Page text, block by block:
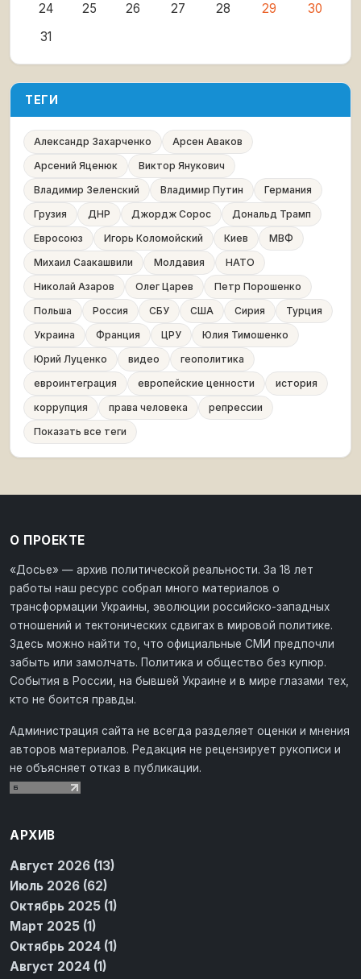
24
25 26 27 28 29
30
31
ТЕГИ
Александр Захарченко
Арсен Аваков
Арсений Яценюк
Виктор Янукович
Владимир Зеленский
Владимир Путин
Германия
Грузия
ДНР Джордж Сорос
Дональд Трамп
Евросоюз
Игорь Коломойский Киев
МВФ
Михаил Саакашвили
Молдавия
НАТО
Николай Азаров
Олег Царев
Петр Порошенко
Польша
Россия СБУ США Сирия
Турция
Украина
Франция ЦРУ
Юлия Тимошенко
Юрий Луценко
видео
геополитика
евроинтеграция
европейские ценности
история
коррупция
права человека
репрессии
Показать все теги
О ПРОЕКТЕ
«Досье» — архив политической реальности. За 18 лет
работы наш ресурс собрал много материалов о
трансформации Украины, эволюции российско-западных
отношений и тектонических сдвигах в мировой политике.
Здесь можно найти то, что официальные СМИ предпочли
забыть или замолчать. Политика и общество без купюр.
События в России, на бывшей Украине и в мире глазами тех,
кто не боится правды.
Администрация сайта не всегда разделяет оценки и мнения
авторов материалов. Редакция не рецензирует рукописи и
не объясняет отказ в публикации.
АРХИВ
Август 2026 (13)
Июль 2026 (62)
Октябрь 2025 (1)
Март 2025 (1)
Октябрь 2024 (1)
Август 2024 (1)